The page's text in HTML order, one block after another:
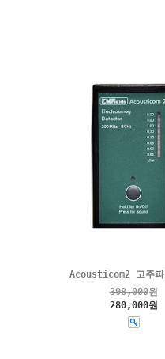
Acousticom2 고주파
398,000원
280,000원